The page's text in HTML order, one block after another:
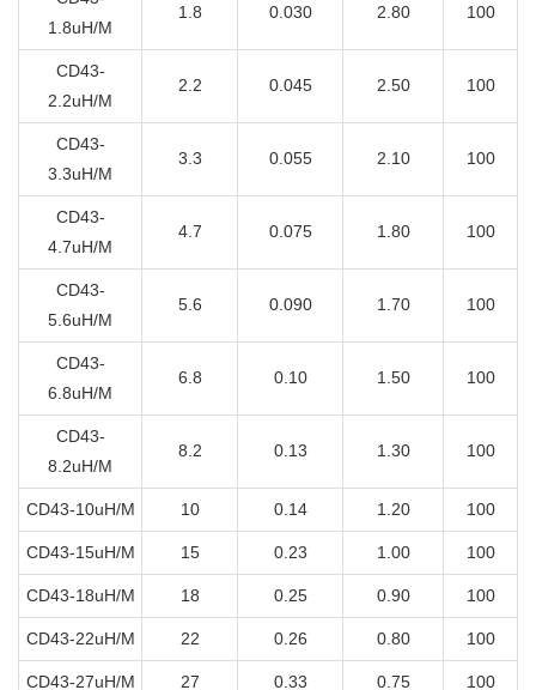
1.8uH/M
1.8 0.030 2.80 100
CD43-
2.2uH/M
2.2 0.045 2.50 100
CD43-
3.3uH/M
3.3 0.055 2.10 100
CD43-
4.7uH/M
4.7 0.075 1.80 100
CD43-
5.6uH/M
5.6 0.090 1.70 100
CD43-
6.8uH/M
6.8 0.10 1.50 100
CD43-
8.2uH/M
8.2 0.13 1.30 100
CD43-10uH/M 10 0.14 1.20 100
CD43-15uH/M 15 0.23 1.00 100
CD43-18uH/M 18 0.25 0.90 100
CD43-22uH/M 22 0.26 0.80 100
CD43-27uH/M 27 0.33 0.75 100